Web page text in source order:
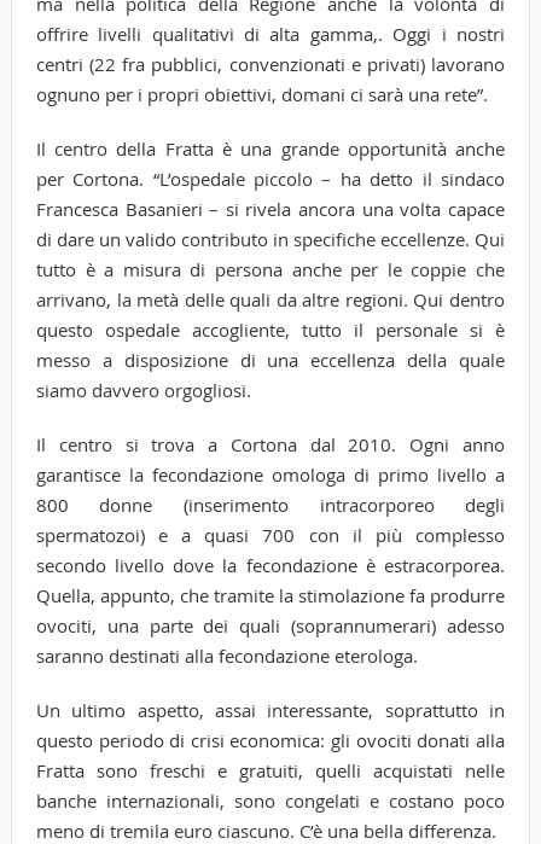
offrire livelli qualitativi di alta gamma,. Oggi i nostri
centri (22 fra pubblici, convenzionati e privati) lavorano
ognuno per i propri obiettivi, domani ci sarà una rete”.
Il centro della Fratta è una grande opportunità anche
per Cortona. “L’ospedale piccolo – ha detto il sindaco
Francesca Basanieri – si rivela ancora una volta capace
di dare un valido contributo in specifiche eccellenze. Qui
tutto è a misura di persona anche per le coppie che
arrivano, la metà delle quali da altre regioni. Qui dentro
questo ospedale accogliente, tutto il personale si è
messo a disposizione di una eccellenza della quale
siamo davvero orgogliosi.
Il centro si trova a Cortona dal 2010. Ogni anno
garantisce la fecondazione omologa di primo livello a
800 donne (inserimento intracorporeo degli
spermatozoi) e a quasi 700 con il più complesso
secondo livello dove la fecondazione è estracorporea.
Quella, appunto, che tramite la stimolazione fa produrre
ovociti, una parte dei quali (soprannumerari) adesso
saranno destinati alla fecondazione eterologa.
Un ultimo aspetto, assai interessante, soprattutto in
questo periodo di crisi economica: gli ovociti donati alla
Fratta sono freschi e gratuiti, quelli acquistati nelle
banche internazionali, sono congelati e costano poco
meno di tremila euro ciascuno. C’è una bella differenza.